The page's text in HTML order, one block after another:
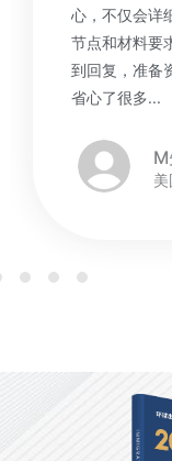
心，不仅会详
节点和材料要
到回复，准备
省心了很多...